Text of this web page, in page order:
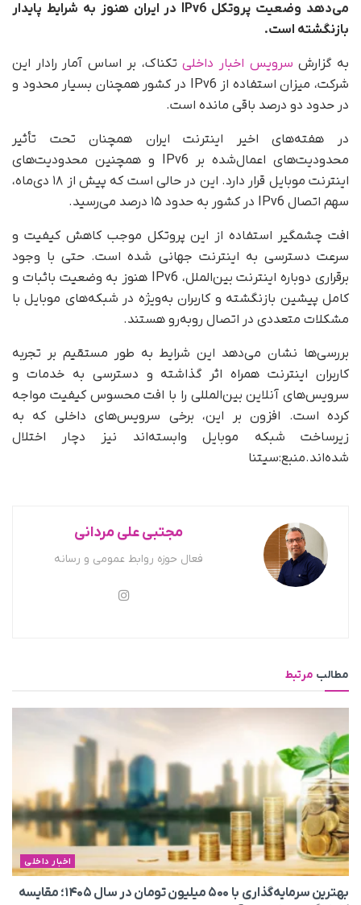
می‌دهد وضعیت پروتکل IPv6 در ایران هنوز به شرایط پایدار
بازنگشته است.
به گزارش سرویس اخبار داخلیتکناک، بر اساس آمار رادار این
شرکت، میزان استفاده از IPv6 در کشور همچنان بسیار محدود و
در حدود دو درصد باقی مانده است.
در هفته‌های اخیر اینترنت ایران همچنان تحت تأثیر
محدودیت‌های اعمال‌شده بر IPv6 و همچنین محدودیت‌های
اینترنت موبایل قرار دارد. این در حالی است که پیش از ۱۸ دی‌ماه،
سهم اتصال IPv6 در کشور به حدود ۱۵ درصد می‌رسید.
افت چشمگیر استفاده از این پروتکل موجب کاهش کیفیت و
سرعت دسترسی به اینترنت جهانی شده است. حتی با وجود
برقراری دوباره اینترنت بین‌الملل، IPv6 هنوز به وضعیت باثبات و
کامل پیشین بازنگشته و کاربران به‌ویژه در شبکه‌های موبایل با
مشکلات متعددی در اتصال روبه‌رو هستند.
بررسی‌ها نشان می‌دهد این شرایط به طور مستقیم بر تجربه
کاربران اینترنت همراه اثر گذاشته و دسترسی به خدمات و
سرویس‌های آنلاین بین‌المللی را با افت محسوس کیفیت مواجه
کرده است. افزون بر این، برخی سرویس‌های داخلی که به
زیرساخت شبکه موبایل وابسته‌اند نیز دچار اختلال
شده‌اند.منبع:سیتنا
مجتبی علی مردانی
فعال حوزه روابط عمومی و رسانه
مطالب مرتبط
اخبار داخلی
بهترین سرمایه‌گذاری با ۵۰۰ میلیون تومان در سال ۱۴۰۵؛ مقایسه